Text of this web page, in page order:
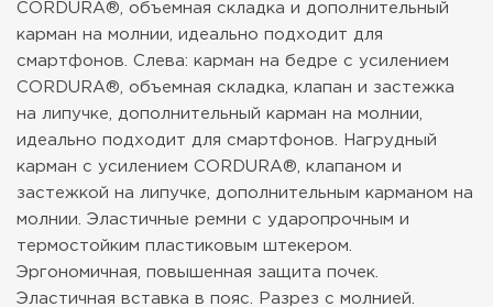
CORDURA®, объемная складка и дополнительный
карман на молнии, идеально подходит для
смартфонов. Слева: карман на бедре с усилением
CORDURA®, объемная складка, клапан и застежка
на липучке, дополнительный карман на молнии,
идеально подходит для смартфонов. Нагрудный
карман с усилением CORDURA®, клапаном и
застежкой на липучке, дополнительным карманом на
молнии. Эластичные ремни с ударопрочным и
термостойким пластиковым штекером.
Эргономичная, повышенная защита почек.
Эластичная вставка в пояс. Разрез с молнией.